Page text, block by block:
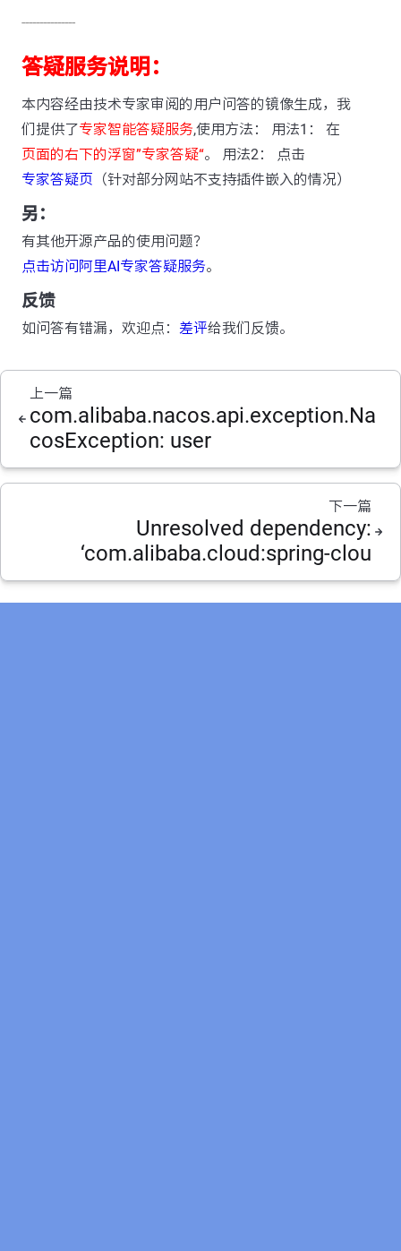
---------------
答疑服务说明：
本内容经由技术专家审阅的用户问答的镜像生成，我
们提供了专家智能答疑服务,使用方法： 用法1： 在
页面的右下的浮窗”专家答疑“。 用法2： 点击
专家答疑页 （针对部分网站不支持插件嵌入的情况）
另：
有其他开源产品的使用问题？
点击访问阿里AI专家答疑服务。
反馈
如问答有错漏，欢迎点： 差评给我们反馈。
上一篇
com.alibaba.nacos.api.exception.Na
cosException: user
下一篇
Unresolved dependency:
‘com.alibaba.cloud:spring-clou